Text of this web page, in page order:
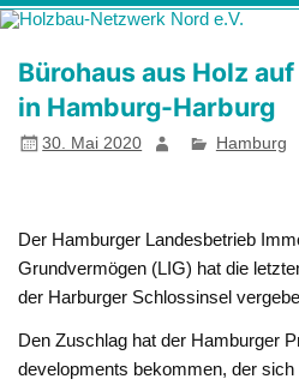
Zum
Inhalt
Förderung von Bildung im
Bürohaus aus Holz
in Hamburg-Harburg
30. Mai 2020 Hamburg
Der Hamburger Landesbetrieb
Grundvermögen (LIG) hat die
der Harburger Schlossinsel
Den Zuschlag hat der Hamburger
developments bekommen, der